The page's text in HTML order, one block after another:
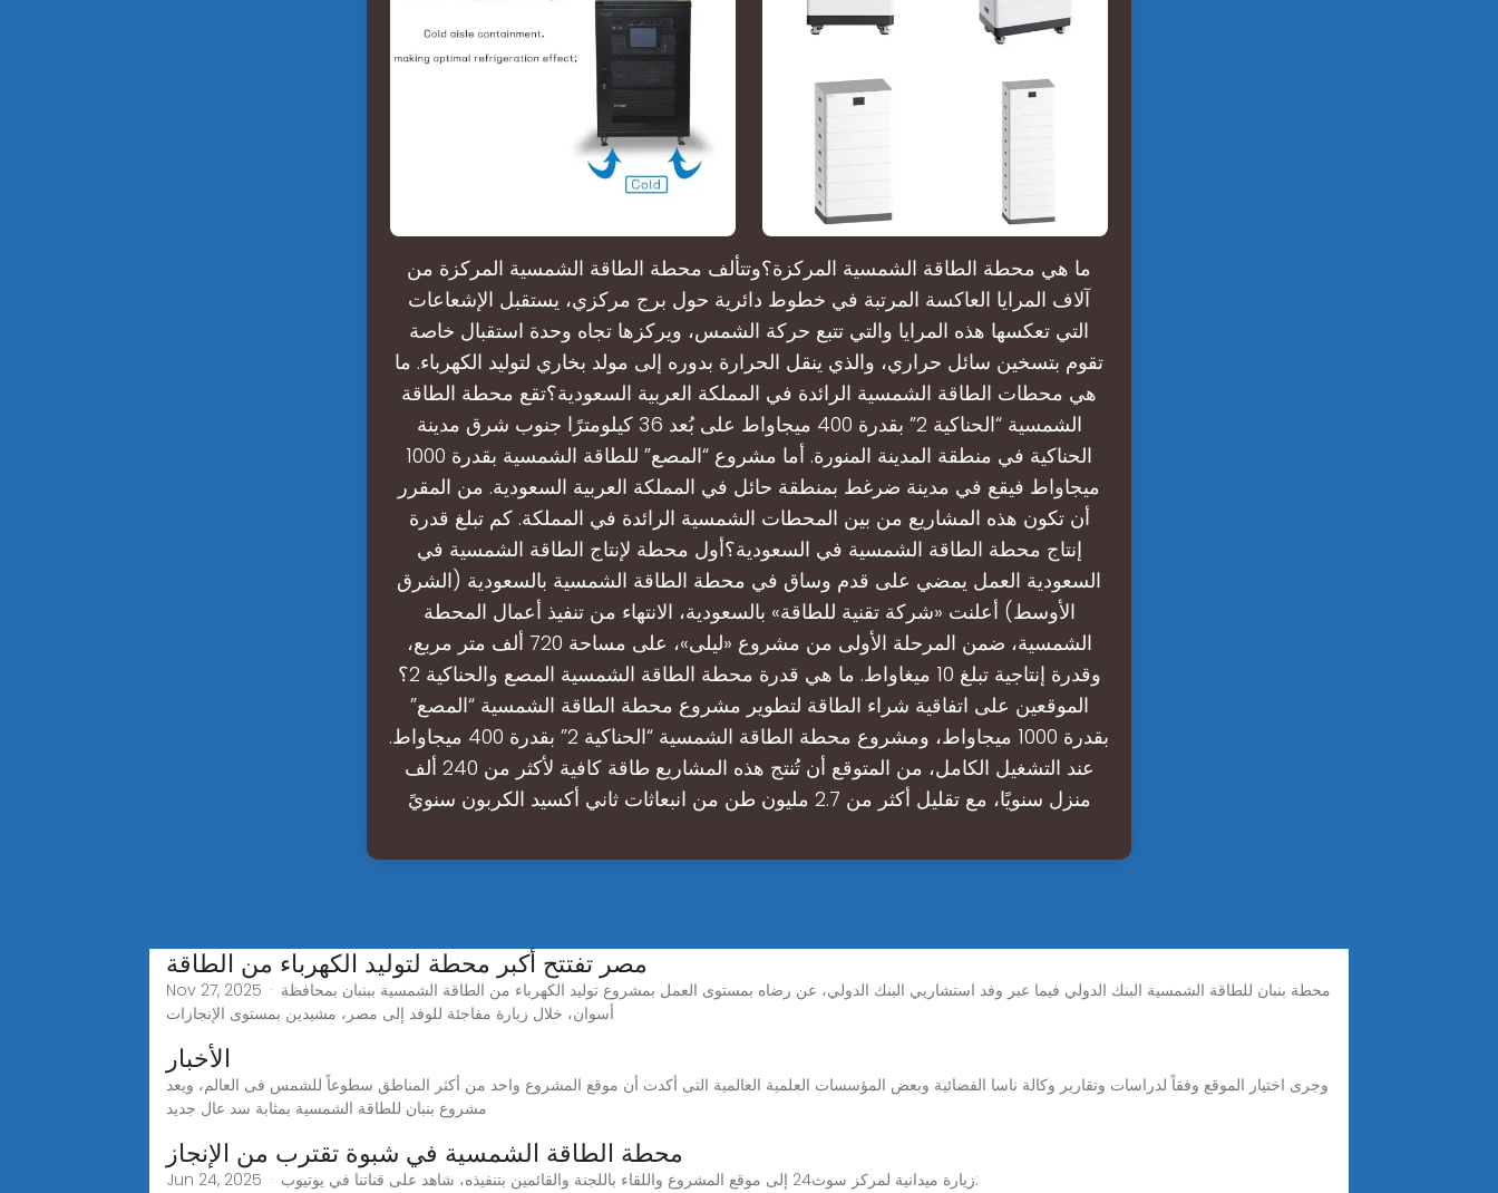
ما هي محطة الطاقة الشمسية المركزة؟وتتألف محطة الطاقة الشمسية المركزة من
آلاف المرايا العاكسة المرتبة في خطوط دائرية حول برج مركزي، يستقبل الإشعاعات
التي تعكسها هذه المرايا والتي تتبع حركة الشمس، ويركزها تجاه وحدة استقبال خاصة
تقوم بتسخين سائل حراري، والذي ينقل الحرارة بدوره إلى مولد بخاري لتوليد الكهرباء. ما
هي محطات الطاقة الشمسية الرائدة في المملكة العربية السعودية؟تقع محطة الطاقة
الشمسية “الحناكية 2” بقدرة 400 ميجاواط على بُعد 36 كيلومترًا جنوب شرق مدينة
الحناكية في منطقة المدينة المنورة. أما مشروع “المصع” للطاقة الشمسية بقدرة 1000
ميجاواط فيقع في مدينة ضرغط بمنطقة حائل في المملكة العربية السعودية. من المقرر
أن تكون هذه المشاريع من بين المحطات الشمسية الرائدة في المملكة. كم تبلغ قدرة
إنتاج محطة الطاقة الشمسية في السعودية؟أول محطة لإنتاج الطاقة الشمسية في
السعودية العمل يمضي على قدم وساق في محطة الطاقة الشمسية بالسعودية (الشرق
الأوسط) أعلنت «شركة تقنية للطاقة» بالسعودية، الانتهاء من تنفيذ أعمال المحطة
الشمسية، ضمن المرحلة الأولى من مشروع «ليلى»، على مساحة 720 ألف متر مربع،
وقدرة إنتاجية تبلغ 10 ميغاواط. ما هي قدرة محطة الطاقة الشمسية المصع والحناكية 2؟
الموقعين على اتفاقية شراء الطاقة لتطوير مشروع محطة الطاقة الشمسية “المصع”
بقدرة 1000 ميجاواط، ومشروع محطة الطاقة الشمسية “الحناكية 2” بقدرة 400 ميجاواط.
عند التشغيل الكامل، من المتوقع أن تُنتج هذه المشاريع طاقة كافية لأكثر من 240 ألف
منزل سنويًا، مع تقليل أكثر من 2.7 مليون طن من انبعاثات ثاني أكسيد الكربون سنويً
مصر تفتتح أكبر محطة لتوليد الكهرباء من الطاقة
Nov 27, 2025 · محطة بنبان للطاقة الشمسية البنك الدولي فيما عبر وفد استشاريي البنك الدولي، عن رضاه بمستوى العمل بمشروع توليد الكهرباء من الطاقة الشمسية ببنبان بمحافظة
أسوان، خلال زيارة مفاجئة للوفد إلى مصر، مشيدين بمستوى الإنجازات
الأخبار
وجرى اختيار الموقع وفقاً لدراسات وتقارير وكالة ناسا الفضائية وبعض المؤسسات العلمية العالمية التى أكدت أن موقع المشروع واحد من أكثر المناطق سطوعاً للشمس فى العالم، ويعد
مشروع بنبان للطاقة الشمسية بمثابة سد عال جديد
محطة الطاقة الشمسية في شبوة تقترب من الإنجاز
Jun 24, 2025 · زيارة ميدانية لمركز سوث24 إلى موقع المشروع واللقاء باللجنة والقائمين بتنفيذه، شاهد على قناتنا في يوتيوب: